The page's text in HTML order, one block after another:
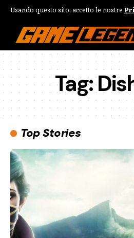
Usando questo sito, accetto le nostre
Tag:
Top Stories